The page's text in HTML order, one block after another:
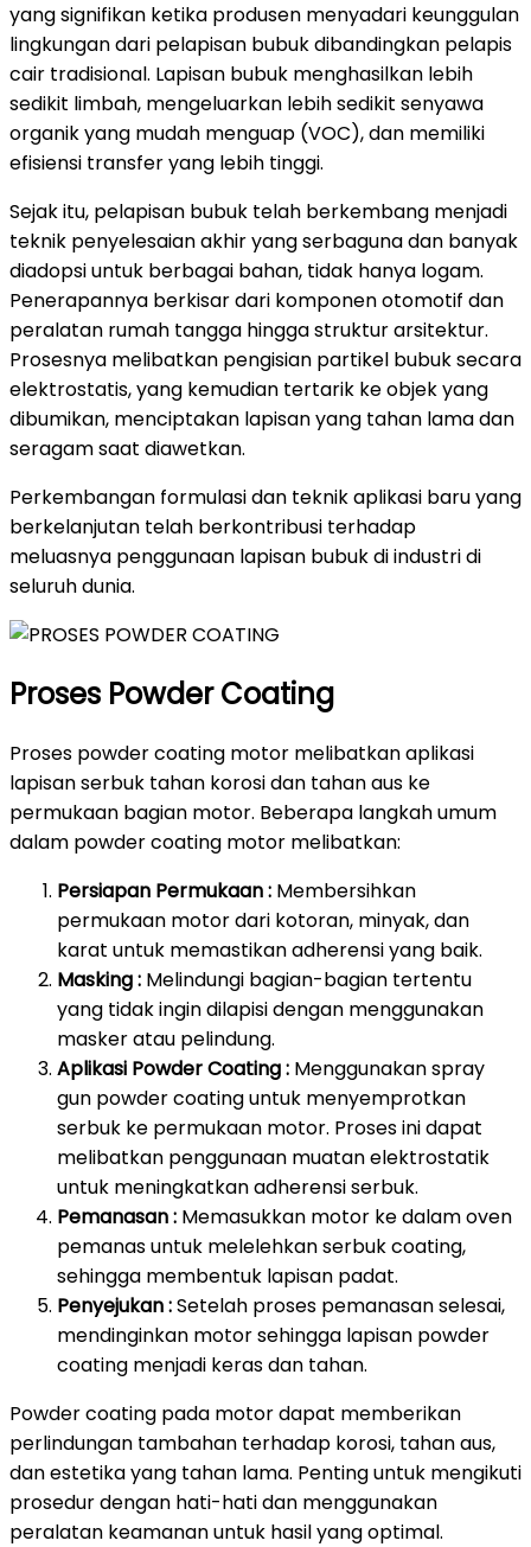
yang signifikan ketika produsen menyadari keunggulan
lingkungan dari pelapisan bubuk dibandingkan pelapis
cair tradisional. Lapisan bubuk menghasilkan lebih
sedikit limbah, mengeluarkan lebih sedikit senyawa
organik yang mudah menguap (VOC), dan memiliki
efisiensi transfer yang lebih tinggi.
Sejak itu, pelapisan bubuk telah berkembang menjadi
teknik penyelesaian akhir yang serbaguna dan banyak
diadopsi untuk berbagai bahan, tidak hanya logam.
Penerapannya berkisar dari komponen otomotif dan
peralatan rumah tangga hingga struktur arsitektur.
Prosesnya melibatkan pengisian partikel bubuk secara
elektrostatis, yang kemudian tertarik ke objek yang
dibumikan, menciptakan lapisan yang tahan lama dan
seragam saat diawetkan.
Perkembangan formulasi dan teknik aplikasi baru yang
berkelanjutan telah berkontribusi terhadap
meluasnya penggunaan lapisan bubuk di industri di
seluruh dunia.
Proses Powder Coating
Proses powder coating motor melibatkan aplikasi
lapisan serbuk tahan korosi dan tahan aus ke
permukaan bagian motor. Beberapa langkah umum
dalam powder coating motor melibatkan:
Persiapan Permukaan : Membersihkan
permukaan motor dari kotoran, minyak, dan
karat untuk memastikan adherensi yang baik.
Masking : Melindungi bagian-bagian tertentu
yang tidak ingin dilapisi dengan menggunakan
masker atau pelindung.
Aplikasi Powder Coating : Menggunakan spray
gun powder coating untuk menyemprotkan
serbuk ke permukaan motor. Proses ini dapat
melibatkan penggunaan muatan elektrostatik
untuk meningkatkan adherensi serbuk.
Pemanasan : Memasukkan motor ke dalam oven
pemanas untuk melelehkan serbuk coating,
sehingga membentuk lapisan padat.
Penyejukan :Setelah proses pemanasan selesai,
mendinginkan motor sehingga lapisan powder
coating menjadi keras dan tahan.
Powder coating pada motor dapat memberikan
perlindungan tambahan terhadap korosi, tahan aus,
dan estetika yang tahan lama. Penting untuk mengikuti
prosedur dengan hati-hati dan menggunakan
peralatan keamanan untuk hasil yang optimal.